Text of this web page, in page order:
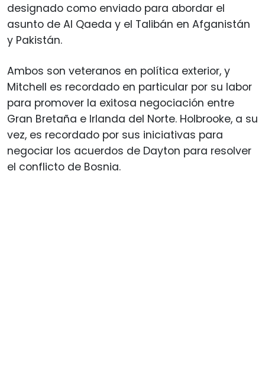
designado como enviado para abordar el
asunto de Al Qaeda y el Talibán en Afganistán
y Pakistán.
Ambos son veteranos en política exterior, y
Mitchell es recordado en particular por su labor
para promover la exitosa negociación entre
Gran Bretaña e Irlanda del Norte. Holbrooke, a su
vez, es recordado por sus iniciativas para
negociar los acuerdos de Dayton para resolver
el conflicto de Bosnia.